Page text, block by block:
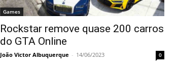
Games
Rockstar remove quase 200 carros
do GTA Online
João Victor Albuquerque - 14/06/2023 0